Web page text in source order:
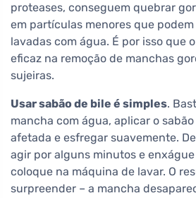
proteases, conseguem quebrar
em partículas menores que
lavadas com água. É por isso que
eficaz na remoção de manchas
sujeiras.
Usar sabão de bile é simples.
mancha com água, aplicar o
afetada e esfregar suavemente.
agir por alguns minutos e
coloque na máquina de lavar. O
surpreender – a mancha